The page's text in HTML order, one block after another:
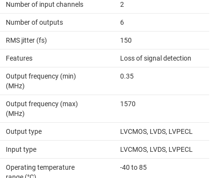
Number of input channels 2
Number of outputs 6
RMS jitter (fs) 150
Features Loss of signal detection
Output frequency (min)
(MHz)
0.35
Output frequency (max)
(MHz)
1570
Output type LVCMOS, LVDS, LVPECL
Input type LVCMOS, LVDS, LVPECL
Operating temperature
-40 to 85